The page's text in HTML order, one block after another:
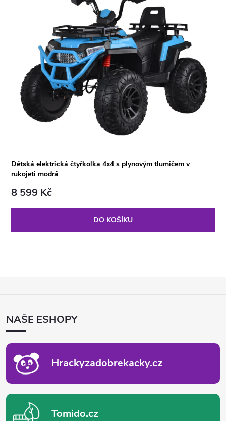
Dětská elektrická čtyřkolka 4x4 s plynovým tlumičem v
rukojeti modrá
8 599 Kč
DO KOŠÍKU
ANAŠE ESHOPY
Hrackyzadobrekacky.cz
Tomido.cz